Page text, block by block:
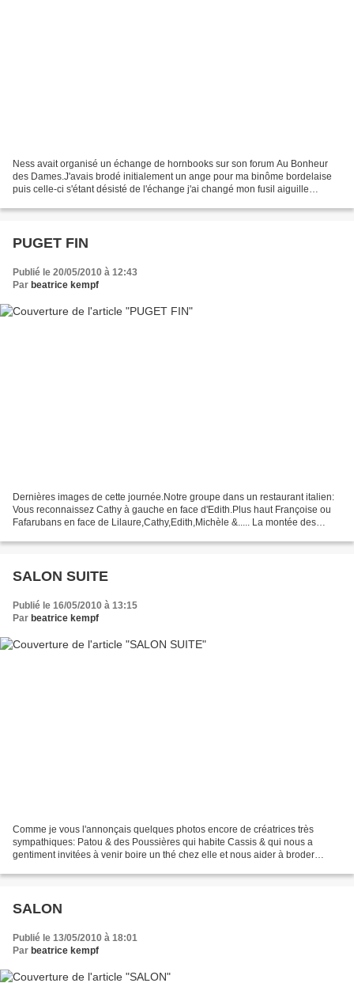
Ness avait organisé un échange de hornbooks sur son forum Au Bonheur
des Dames.J'avais brodé initialement un ange pour ma binôme bordelaise
puis celle-ci s'étant désisté de l'échange j'ai changé mon fusil aiguille
PUGET FIN
Publié le 20/05/2010 à 12:43
Par beatrice kempf
Dernières images de cette journée.Notre groupe dans un restaurant italien:
Vous reconnaissez Cathy à gauche en face d'Edith.Plus haut Françoise ou
Fafarubans en face de Lilaure,Cathy,Edith,Michèle &..... La montée des
SALON SUITE
Publié le 16/05/2010 à 13:15
Par beatrice kempf
Comme je vous l'annonçais quelques photos encore de créatrices très
sympathiques: Patou & des Poussières qui habite Cassis & qui nous a
gentiment invitées à venir boire un thé chez elle et nous aider à broder
SALON
Publié le 13/05/2010 à 18:01
Par beatrice kempf